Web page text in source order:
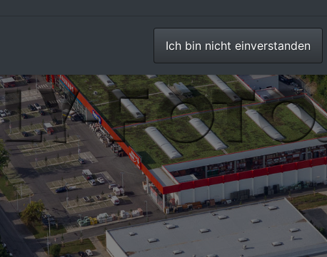
Ich bin nicht einverstanden